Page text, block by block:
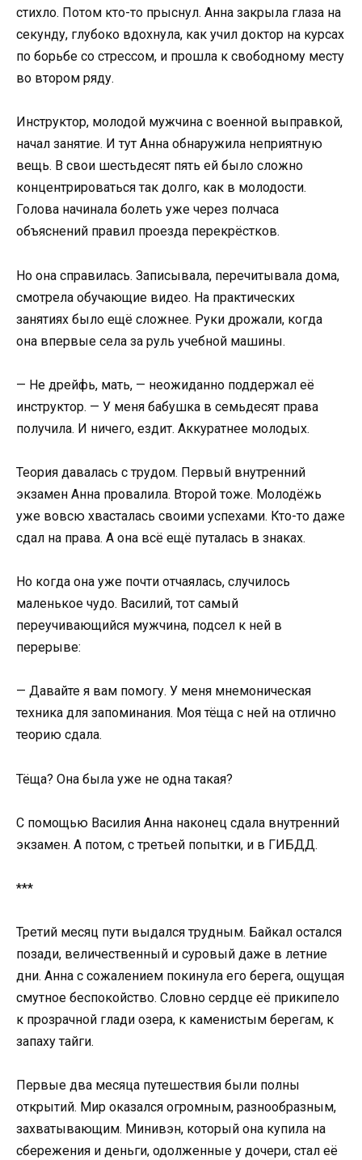
стихло. Потом кто-то прыснул. Анна закрыла глаза на
секунду, глубоко вдохнула, как учил доктор на курсах
по борьбе со стрессом, и прошла к свободному месту
во втором ряду.
Инструктор, молодой мужчина с военной выправкой,
начал занятие. И тут Анна обнаружила неприятную
вещь. В свои шестьдесят пять ей было сложно
концентрироваться так долго, как в молодости.
Голова начинала болеть уже через полчаса
объяснений правил проезда перекрёстков.
Но она справилась. Записывала, перечитывала дома,
смотрела обучающие видео. На практических
занятиях было ещё сложнее. Руки дрожали, когда
она впервые села за руль учебной машины.
— Не дрейфь, мать, — неожиданно поддержал её
инструктор. — У меня бабушка в семьдесят права
получила. И ничего, ездит. Аккуратнее молодых.
Теория давалась с трудом. Первый внутренний
экзамен Анна провалила. Второй тоже. Молодёжь
уже вовсю хвасталась своими успехами. Кто-то даже
сдал на права. А она всё ещё путалась в знаках.
Но когда она уже почти отчаялась, случилось
маленькое чудо. Василий, тот самый
переучивающийся мужчина, подсел к ней в
перерыве:
— Давайте я вам помогу. У меня мнемоническая
техника для запоминания. Моя тёща с ней на отлично
теорию сдала.
Тёща? Она была уже не одна такая?
С помощью Василия Анна наконец сдала внутренний
экзамен. А потом, с третьей попытки, и в ГИБДД.
***
Третий месяц пути выдался трудным. Байкал остался
позади, величественный и суровый даже в летние
дни. Анна с сожалением покинула его берега, ощущая
смутное беспокойство. Словно сердце её прикипело
к прозрачной глади озера, к каменистым берегам, к
запаху тайги.
Первые два месяца путешествия были полны
открытий. Мир оказался огромным, разнообразным,
захватывающим. Минивэн, который она купила на
сбережения и деньги, одолженные у дочери, стал её